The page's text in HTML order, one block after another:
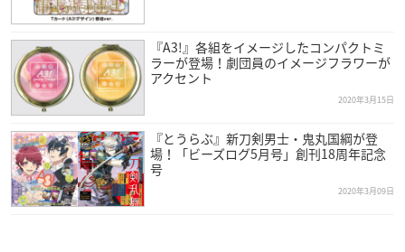
『A3!』各組をイメージしたコンパクトミ
ラーが登場！劇団員のイメージフラワーが
アクセント
2020年3月15日
『とうらぶ』新刀剣男士・鬼丸国綱が登
場！「ビーズログ5月号」創刊18周年記念
号
2020年3月09日